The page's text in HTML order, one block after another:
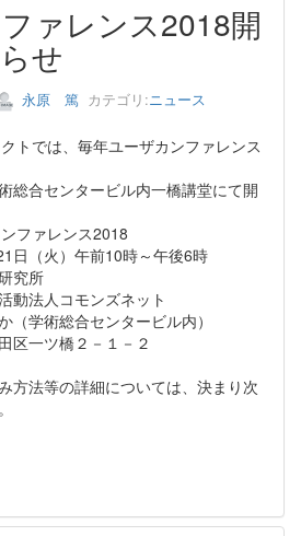
ァレンス2018開
せ
永原 篤 カテゴリ:ニュース
トでは、毎年ユーザカンファレンス
総合センタービル内一橋講堂にて開
ファレンス2018
（火）午前10時～午後6時
究所
法人コモンズネット
学術総合センタービル内）
ツ橋２－１－２
方法等の詳細については、決まり次